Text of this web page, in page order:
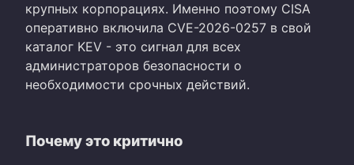
крупных корпорациях. Именно поэтому CISA
оперативно включила CVE-2026-0257 в свой
каталог KEV - это сигнал для всех
администраторов безопасности о
необходимости срочных действий.
Почему это критично